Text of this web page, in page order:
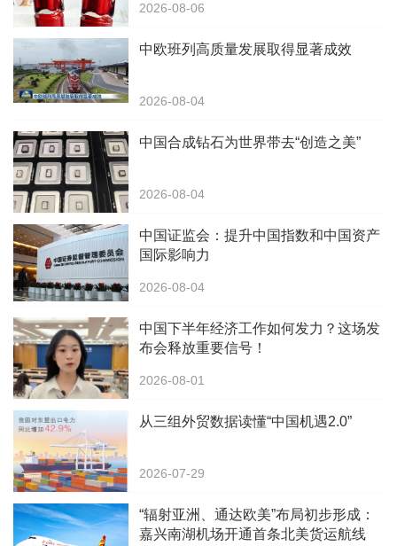
2026-08-06
中欧班列高质量发展取得显著成效
2026-08-04
中国合成钻石为世界带去“创造之美”
2026-08-04
中国证监会：提升中国指数和中国资产
国际影响力
2026-08-04
中国下半年经济工作如何发力？这场发
布会释放重要信号！
2026-08-01
从三组外贸数据读懂“中国机遇2.0”
2026-07-29
“辐射亚洲、通达欧美”布局初步形成：
嘉兴南湖机场开通首条北美货运航线